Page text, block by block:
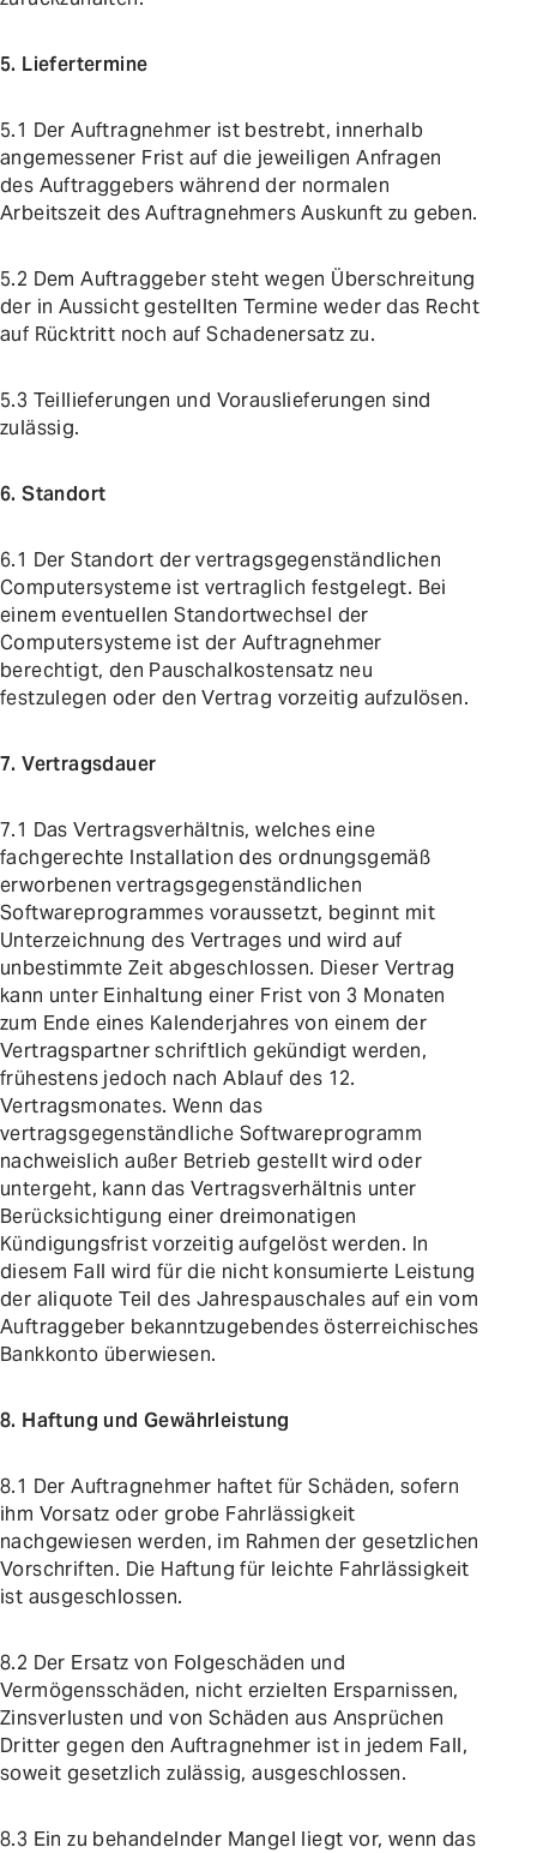
5. Liefertermine
5.1 Der Auftragnehmer ist bestrebt, innerhalb
angemessener Frist auf die jeweiligen Anfragen
des Auftraggebers während der normalen
Arbeitszeit des Auftragnehmers Auskunft zu geben.
5.2 Dem Auftraggeber steht wegen Überschreitung
der in Aussicht gestellten Termine weder das Recht
auf Rücktritt noch auf Schadenersatz zu.
5.3 Teillieferungen und Vorauslieferungen sind
zulässig.
6. Standort
6.1 Der Standort der vertragsgegenständlichen
Computersysteme ist vertraglich festgelegt. Bei
einem eventuellen Standortwechsel der
Computersysteme ist der Auftragnehmer
berechtigt, den Pauschalkostensatz neu
festzulegen oder den Vertrag vorzeitig aufzulösen.
7. Vertragsdauer
7.1 Das Vertragsverhältnis, welches eine
fachgerechte Installation des ordnungsgemäß
erworbenen vertragsgegenständlichen
Softwareprogrammes voraussetzt, beginnt mit
Unterzeichnung des Vertrages und wird auf
unbestimmte Zeit abgeschlossen. Dieser Vertrag
kann unter Einhaltung einer Frist von 3 Monaten
zum Ende eines Kalenderjahres von einem der
Vertragspartner schriftlich gekündigt werden,
frühestens jedoch nach Ablauf des 12.
Vertragsmonates. Wenn das
vertragsgegenständliche Softwareprogramm
nachweislich außer Betrieb gestellt wird oder
untergeht, kann das Vertragsverhältnis unter
Berücksichtigung einer dreimonatigen
Kündigungsfrist vorzeitig aufgelöst werden. In
diesem Fall wird für die nicht konsumierte Leistung
der aliquote Teil des Jahrespauschales auf ein vom
Auftraggeber bekanntzugebendes österreichisches
Bankkonto überwiesen.
8. Haftung und Gewährleistung
8.1 Der Auftragnehmer haftet für Schäden, sofern
ihm Vorsatz oder grobe Fahrlässigkeit
nachgewiesen werden, im Rahmen der gesetzlichen
Vorschriften. Die Haftung für leichte Fahrlässigkeit
ist ausgeschlossen.
8.2 Der Ersatz von Folgeschäden und
Vermögensschäden, nicht erzielten Ersparnissen,
Zinsverlusten und von Schäden aus Ansprüchen
Dritter gegen den Auftragnehmer ist in jedem Fall,
soweit gesetzlich zulässig, ausgeschlossen.
8.3 Ein zu behandelnder Mangel liegt vor, wenn das